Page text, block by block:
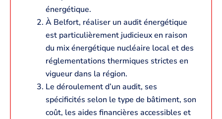
énergétique.
À Belfort, réaliser un audit énergétique
est particulièrement judicieux en raison
du mix énergétique nucléaire local et des
réglementations thermiques strictes en
vigueur dans la région.
Le déroulement d’un audit, ses
spécificités selon le type de bâtiment, son
coût, les aides financières accessibles et